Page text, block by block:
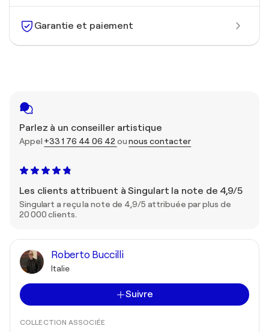
Garantie et paiement
Parlez à un conseiller artistique
Appel +33 1 76 44 06 42 ounous contacter
Les clients attribuent à Singulart la note de 4,9/5
Singulart a reçu la note de 4,9/5 attribuée par plus de
20 000 clients.
Roberto Buccilli
Italie
Suivre
COLLECTION ASSOCIÉE